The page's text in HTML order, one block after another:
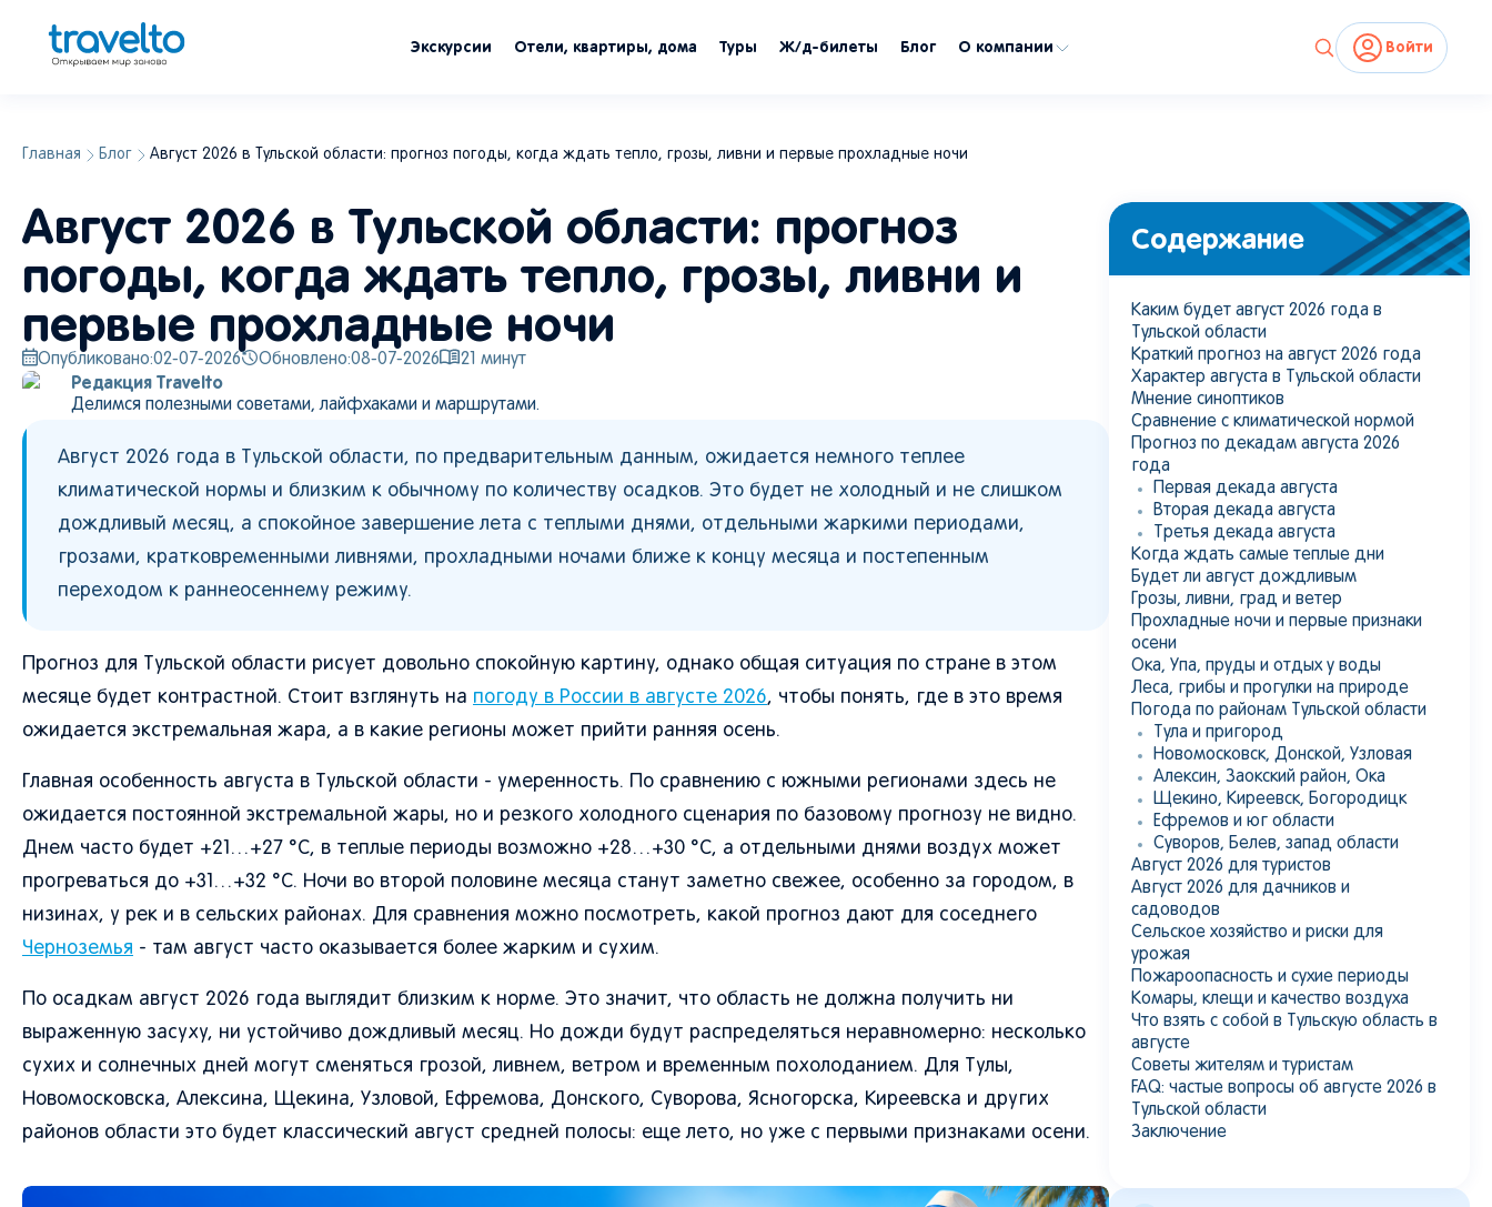
Экскурсии Отели, квартиры, дома Туры Ж/д-билеты Блог О компании Войти
Главная Блог Август 2026 в Тульской области: прогноз погоды, когда ждать тепло, грозы, ливни и первые прохладные ночи
Август 2026 в Тульской области: прогноз
погоды, когда ждать тепло, грозы, ливни и
первые прохладные ночи
Опубликовано:02-07-2026 Обновлено:08-07-2026 21 минут
Редакция Travelto
Делимся полезными советами, лайфхаками и маршрутами.
Август 2026 года в Тульской области, по предварительным данным, ожидается немного теплее
климатической нормы и близким к обычному по количеству осадков. Это будет не холодный и не слишком
дождливый месяц, а спокойное завершение лета с теплыми днями, отдельными жаркими периодами,
грозами, кратковременными ливнями, прохладными ночами ближе к концу месяца и постепенным
переходом к раннеосеннему режиму.
Прогноз для Тульской области рисует довольно спокойную картину, однако общая ситуация по стране в этом
месяце будет контрастной. Стоит взглянуть на погоду в России в августе 2026, чтобы понять, где в это время
ожидается экстремальная жара, а в какие регионы может прийти ранняя осень.
Главная особенность августа в Тульской области - умеренность. По сравнению с южными регионами здесь не
ожидается постоянной экстремальной жары, но и резкого холодного сценария по базовому прогнозу не видно.
Днем часто будет +21…+27 °C, в теплые периоды возможно +28…+30 °C, а отдельными днями воздух может
прогреваться до +31…+32 °C. Ночи во второй половине месяца станут заметно свежее, особенно за городом, в
низинах, у рек и в сельских районах. Для сравнения можно посмотреть, какой прогноз дают для соседнего
Черноземья - там август часто оказывается более жарким и сухим.
По осадкам август 2026 года выглядит близким к норме. Это значит, что область не должна получить ни
выраженную засуху, ни устойчиво дождливый месяц. Но дожди будут распределяться неравномерно: несколько
сухих и солнечных дней могут сменяться грозой, ливнем, ветром и временным похолоданием. Для Тулы,
Новомосковска, Алексина, Щекина, Узловой, Ефремова, Донского, Суворова, Ясногорска, Киреевска и других
районов области это будет классический август средней полосы: еще лето, но уже с первыми признаками осени.
Содержание
Каким будет август 2026 года в
Тульской области
Краткий прогноз на август 2026 года
Характер августа в Тульской области
Мнение синоптиков
Сравнение с климатической нормой
Прогноз по декадам августа 2026
года
Первая декада августа
Вторая декада августа
Третья декада августа
Когда ждать самые теплые дни
Будет ли август дождливым
Грозы, ливни, град и ветер
Прохладные ночи и первые признаки
осени
Ока, Упа, пруды и отдых у воды
Леса, грибы и прогулки на природе
Погода по районам Тульской области
Тула и пригород
Новомосковск, Донской, Узловая
Алексин, Заокский район, Ока
Щекино, Киреевск, Богородицк
Ефремов и юг области
Суворов, Белев, запад области
Август 2026 для туристов
Август 2026 для дачников и
садоводов
Сельское хозяйство и риски для
урожая
Пожароопасность и сухие периоды
Комары, клещи и качество воздуха
Что взять с собой в Тульскую область в
августе
Советы жителям и туристам
FAQ: частые вопросы об августе 2026 в
Тульской области
Заключение